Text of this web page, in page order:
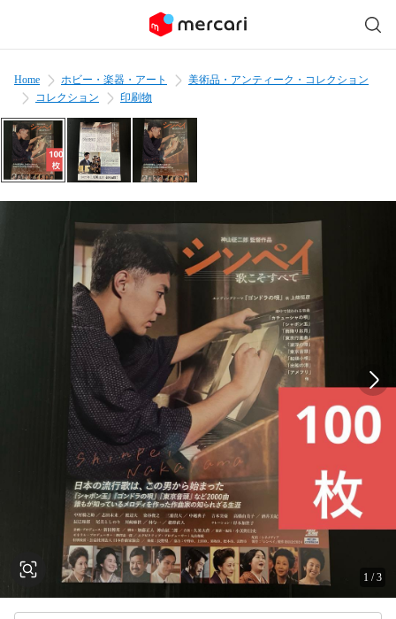
Home ホビー・楽器・アート
美術品・アンティーク・コレクション
コレクション
印刷物
1 /3